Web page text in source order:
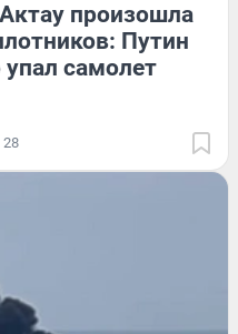
произошла
Путин
упал самолет
28